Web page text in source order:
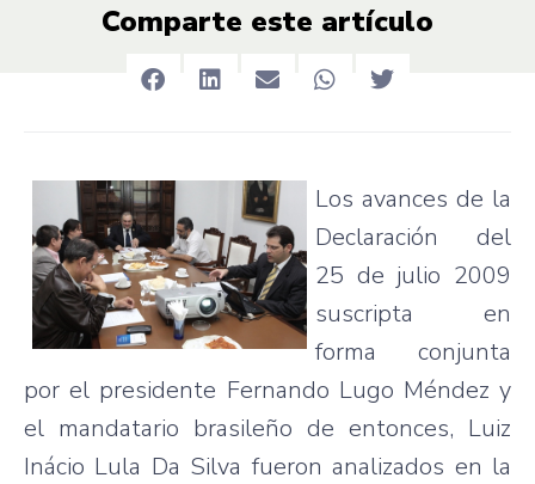
Comparte este artículo
Los avances de la
Declaración del
25 de julio 2009
suscripta en
forma conjunta
por el presidente Fernando Lugo Méndez y
el mandatario brasileño de entonces, Luiz
Inácio Lula Da Silva fueron analizados en la